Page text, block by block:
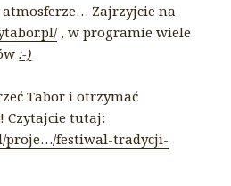
Zajrzyjcie na
, w programie wiele
:-)
Tabor i otrzymać
Czytajcie tutaj:
proje…/festiwal-tradycji-